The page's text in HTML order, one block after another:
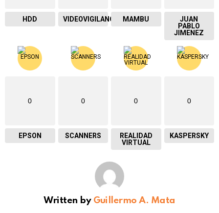
HDD VIDEOVIGILANCIA MAMBU
JUAN
PABLO
JIMENEZ
0
EPSON
0
SCANNERS
0
REALIDAD
VIRTUAL
0
KASPERSKY
Written by Guillermo A. Mata